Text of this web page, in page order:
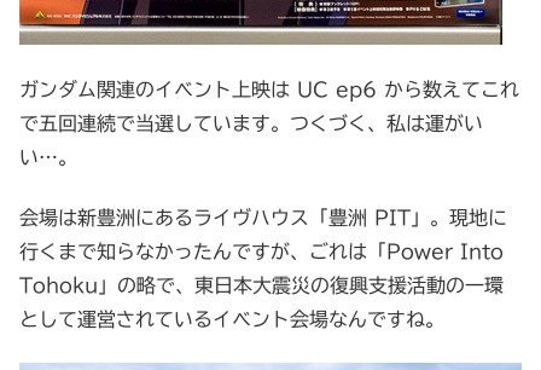
ガンダム関連のイベント上映は UC ep6 から数えてこれ
で五回連続で当選しています。つくづく、私は運がい
い…。
会場は新豊洲にあるライヴハウス「豊洲 PIT」。現地に
行くまで知らなかったんですが、ごれは「Power Into
Tohoku」の略で、東日本大震災の復興支援活動の一環
として運営されているイベント会場なんですね。